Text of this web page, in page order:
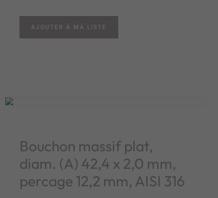
AJOUTER À MA LISTE
Bouchon massif plat,
diam. (A) 42,4 x 2,0 mm,
percage 12,2 mm, AISI 316